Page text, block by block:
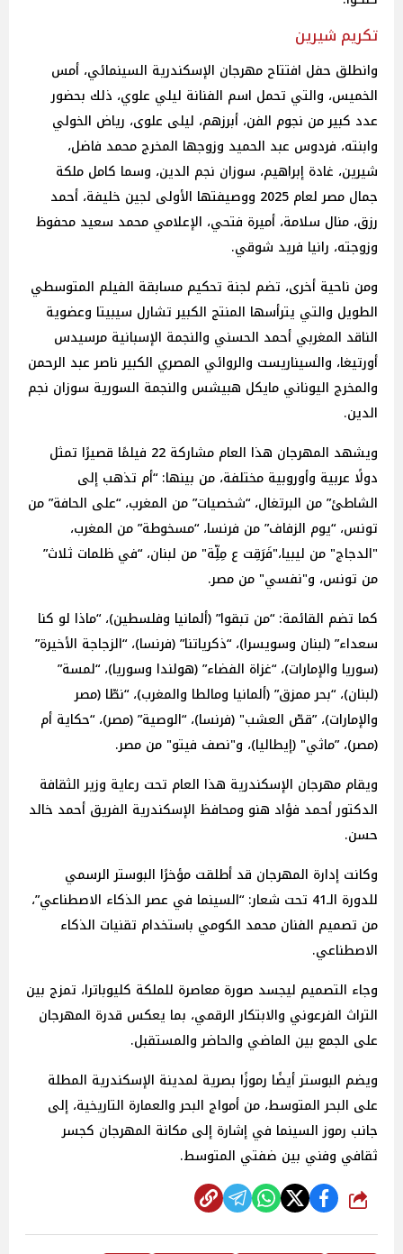
تكريم شيرين
وانطلق حفل افتتاح مهرجان الإسكندرية السينمائي، أمس
الخميس، والتي تحمل اسم الفنانة ليلي علوي، ذلك بحضور
عدد كبير من نجوم الفن، أبرزهم، ليلى علوى، رياض الخولي
وابنته، فردوس عبد الحميد وزوجها المخرج محمد فاضل،
شيرين، غادة إبراهيم، سوزان نجم الدين، وسما كامل ملكة
جمال مصر لعام 2025 ووصيفتها الأولى لجين خليفة، أحمد
رزق، منال سلامة، أميرة فتحي، الإعلامي محمد سعيد محفوظ
وزوجته، رانيا فريد شوقي.
ومن ناحية أخرى، تضم لجنة تحكيم مسابقة الفيلم المتوسطي
الطويل والتي يترأسها المنتج الكبير تشارل سيبيتا وعضوية
الناقد المغربي أحمد الحسني والنجمة الإسبانية مرسيدس
أورتيغا، والسيناريست والروائي المصري الكبير ناصر عبد الرحمن
والمخرج اليوناني مايكل هبيشس والنجمة السورية سوزان نجم
الدين.
ويشهد المهرجان هذا العام مشاركة 22 فيلمًا قصيرًا تمثل
دولًا عربية وأوروبية مختلفة، من بينها: “أم تذهب إلى
الشاطئ” من البرتغال، “شخصيات” من المغرب، “على الحافة” من
تونس، “يوم الزفاف” من فرنسا، “مسخوطة” من المغرب،
"الدجاج" من ليبيا،"فَرَقِت ع مِلِّة" من لبنان، “في ظلمات ثلاث”
من تونس، و"نفسي" من مصر.
كما تضم القائمة: “من تبقوا” (ألمانيا وفلسطين)، “ماذا لو كنا
سعداء” (لبنان وسويسرا)، “ذكرياتنا” (فرنسا)، “الزجاجة الأخيرة”
(سوريا والإمارات)، “غزاة الفضاء” (هولندا وسوريا)، “لمسة”
(لبنان)، “بحر ممزق” (ألمانيا ومالطا والمغرب)، “نطّا (مصر
والإمارات)، ”قصّ العشب" (فرنسا)، “الوصية” (مصر)، “حكاية أم
(مصر)، ”ماثي" (إيطاليا)، و"نصف فيتو" من مصر.
ويقام مهرجان الإسكندرية هذا العام تحت رعاية وزير الثقافة
الدكتور أحمد فؤاد هنو ومحافظ الإسكندرية الفريق أحمد خالد
حسن.
وكانت إدارة المهرجان قد أطلقت مؤخرًا البوستر الرسمي
للدورة الـ41 تحت شعار: “السينما في عصر الذكاء الاصطناعي”،
من تصميم الفنان محمد الكومي باستخدام تقنيات الذكاء
الاصطناعي.
وجاء التصميم ليجسد صورة معاصرة للملكة كليوباترا، تمزج بين
التراث الفرعوني والابتكار الرقمي، بما يعكس قدرة المهرجان
على الجمع بين الماضي والحاضر والمستقبل.
ويضم البوستر أيضًا رموزًا بصرية لمدينة الإسكندرية المطلة
على البحر المتوسط، من أمواج البحر والعمارة التاريخية، إلى
جانب رموز السينما في إشارة إلى مكانة المهرجان كجسر
ثقافي وفني بين ضفتي المتوسط.
شارك